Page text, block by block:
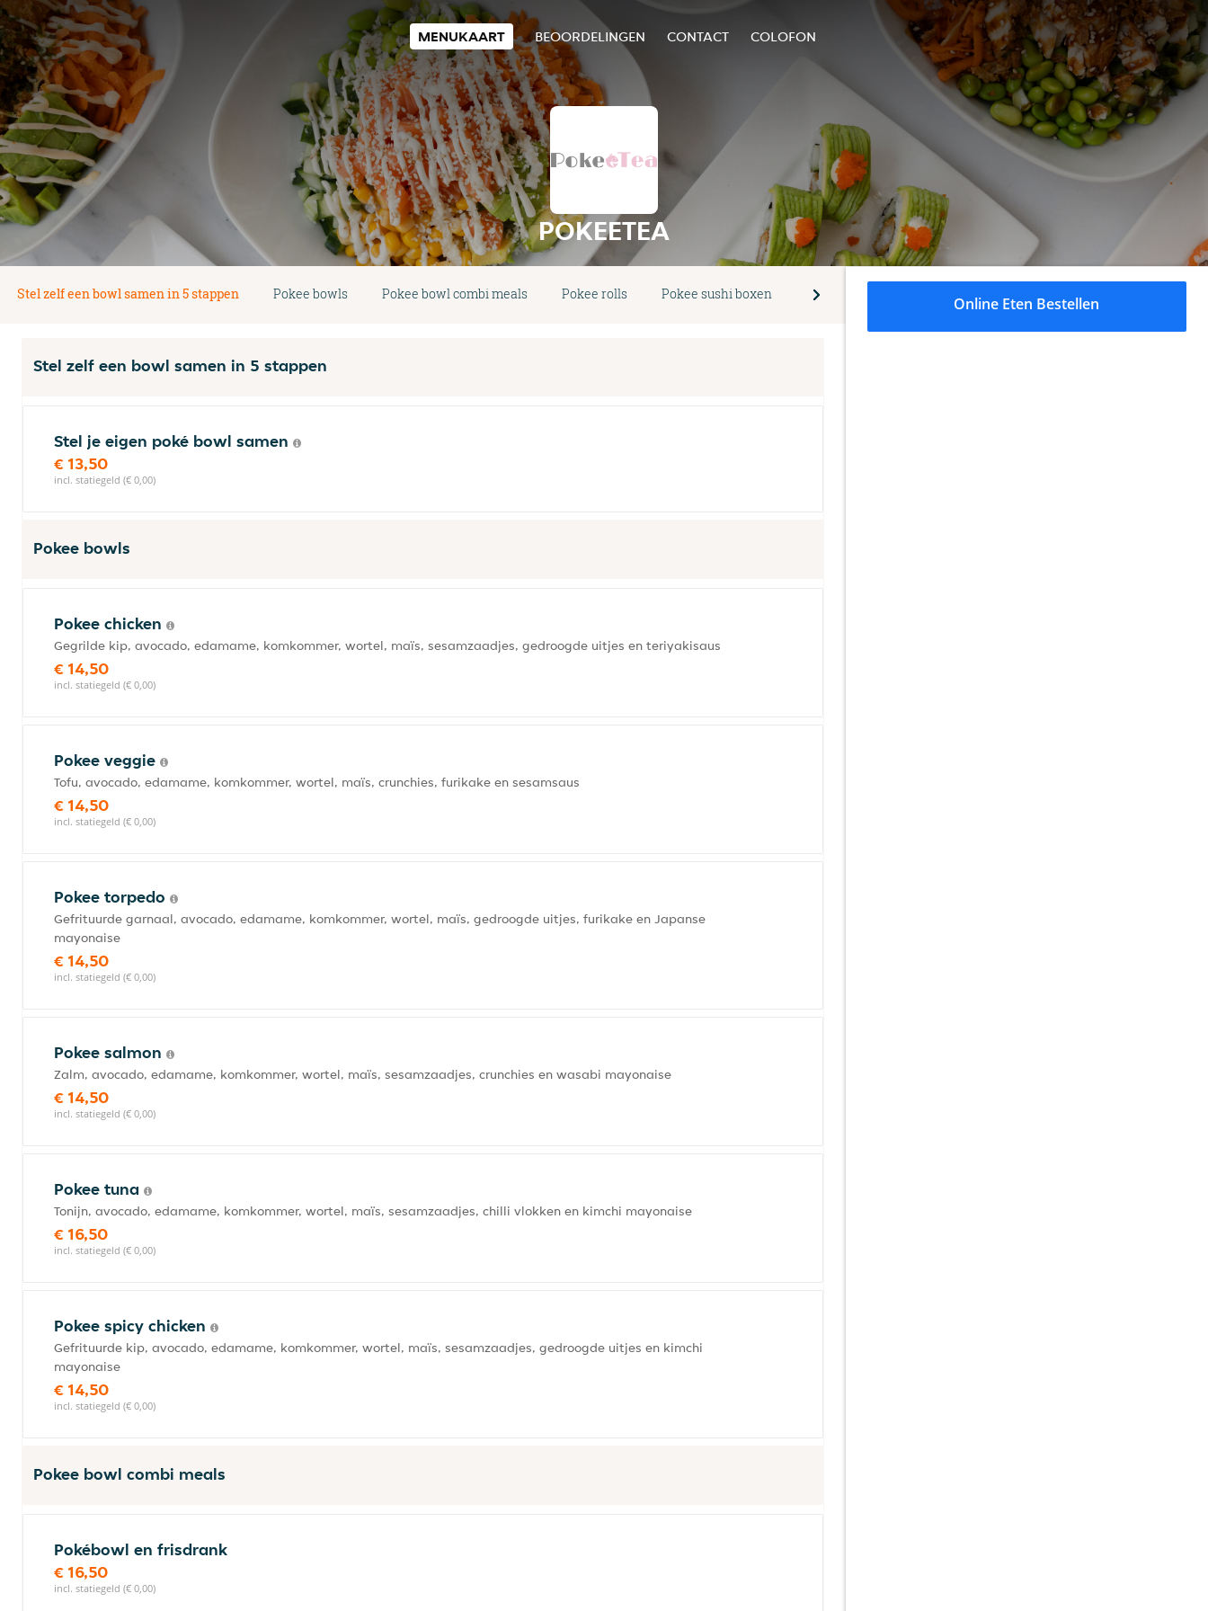
MENUKAART BEOORDELINGEN CONTACT COLOFON
POKEETEA
Stel zelf een bowl samen in 5 stappen Pokee bowls Pokee bowl combi meals Pokee rolls Pokee sushi boxen Stel je eigen sushibox samen Nigiri
Stel zelf een bowl samen in 5 stappen
Stel je eigen poké bowl samen
€ 13,50
incl. statiegeld (€ 0,00)
Pokee bowls
Pokee chicken
Gegrilde kip, avocado, edamame, komkommer, wortel, maïs, sesamzaadjes, gedroogde uitjes en teriyakisaus
€ 14,50
incl. statiegeld (€ 0,00)
Pokee veggie
Tofu, avocado, edamame, komkommer, wortel, maïs, crunchies, furikake en sesamsaus
€ 14,50
incl. statiegeld (€ 0,00)
Pokee torpedo
Gefrituurde garnaal, avocado, edamame, komkommer, wortel, maïs, gedroogde uitjes, furikake en Japanse
mayonaise
€ 14,50
incl. statiegeld (€ 0,00)
Pokee salmon
Zalm, avocado, edamame, komkommer, wortel, maïs, sesamzaadjes, crunchies en wasabi mayonaise
€ 14,50
incl. statiegeld (€ 0,00)
Pokee tuna
Tonijn, avocado, edamame, komkommer, wortel, maïs, sesamzaadjes, chilli vlokken en kimchi mayonaise
€ 16,50
incl. statiegeld (€ 0,00)
Pokee spicy chicken
Gefrituurde kip, avocado, edamame, komkommer, wortel, maïs, sesamzaadjes, gedroogde uitjes en kimchi
mayonaise
€ 14,50
incl. statiegeld (€ 0,00)
Pokee bowl combi meals
Pokébowl en frisdrank
€ 16,50
incl. statiegeld (€ 0,00)
Online Eten Bestellen